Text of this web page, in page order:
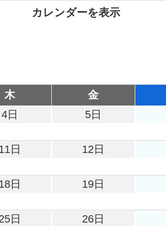
カレンダーを表示
木 金
4日 5日
日 12日
日 19日
日 26日